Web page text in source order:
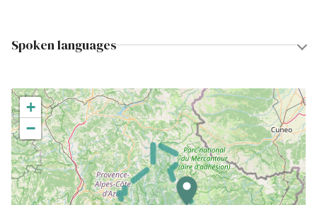
Spoken languages
+
−